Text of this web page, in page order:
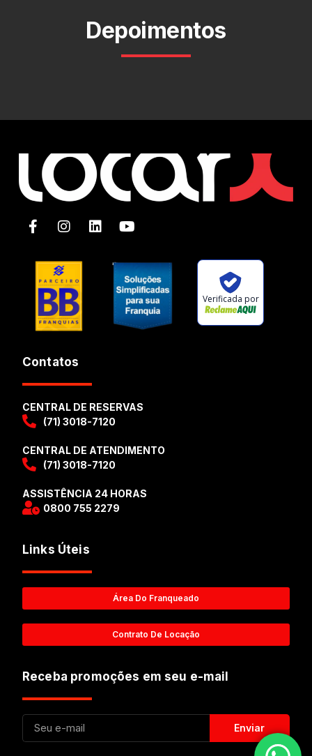
Depoimentos
Verificada por
Contatos
CENTRAL DE RESERVAS
(71) 3018-7120
CENTRAL DE ATENDIMENTO
(71) 3018-7120
ASSISTÊNCIA 24 HORAS
0800 755 2279
Links Úteis
Área Do Franqueado
Contrato De Locação
Receba promoções em seu e-mail
Enviar